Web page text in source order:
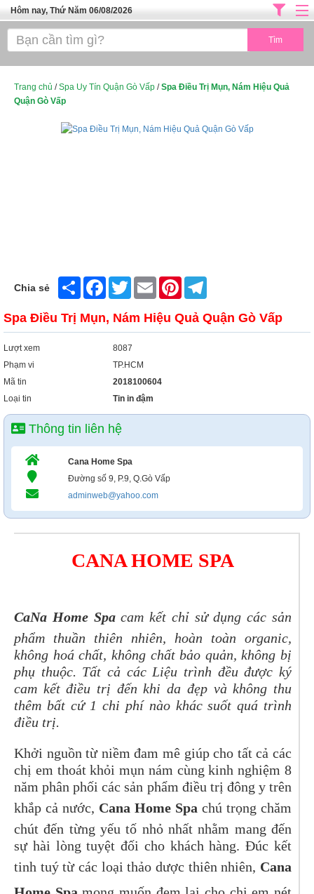
Hôm nay, Thứ Năm 06/08/2026
Trang chủ
SPA TPHCM
Trang chủ /Spa Uy Tín Quận Gò Vấp /Spa Điều Trị Mụn, Nám Hiệu Quả
Quận Gò Vấp
Chia sẻ Share FacebookTwitter Email Pinterest
Spa Điều Trị Mụn, Nám Hiệu Quả Quận Gò Vấp
Lượt xem
8087
Phạm vi
TP.HCM
Mã tin
2018100604
Loại tin
Tin in đậm
Thông tin liên hệ
Cana Home Spa
Đường số 9, P.9, Q.Gò Vấp
adminweb@yahoo.com
CANA HOME SPA
CaNa Home Spacam kết chỉ sử dụng các sản
phẩm thuần thiên nhiên, hoàn toàn organic,
không hoá chất, không chất bảo quản, không bị
phụ thuộc. Tất cả các Liệu trình đều được ký
cam kết điều trị đến khi da đẹp và không thu
thêm bất cứ 1 chi phí nào khác suốt quá trình
điều trị.
Khởi nguồn từ niềm đam mê giúp cho tất cả các
chị em thoát khỏi mụn nám cùng kinh nghiệm 8
năm phân phối các sản phẩm điều trị đông y trên
khắp cả nước, Cana Home Spa chú trọng chăm
chút đến từng yếu tố nhỏ nhất nhằm mang đến
sự hài lòng tuyệt đối cho khách hàng. Đúc kết
tinh tuý từ các loại thảo dược thiên nhiên, Cana